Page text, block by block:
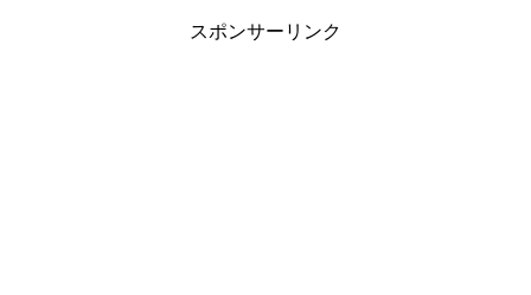
スポンサーリンク